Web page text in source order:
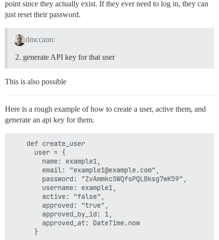
point since they actually exist. If they ever need to log in, they can
just reset their password.
dmccann:
generate API key for that user
This is also possible
Here is a rough example of how to create a user, active them, and
generate an api key for them.
    def create_user
      user = {
        name: example1,
        email: "example1@example.com",
        password: "ZvAmmkcSWQfsPQLBksg7wK59",
        username: example1,
        active: "false",
        approved: "true",
        approved_by_id: 1,
        approved_at: DateTime.now
      }